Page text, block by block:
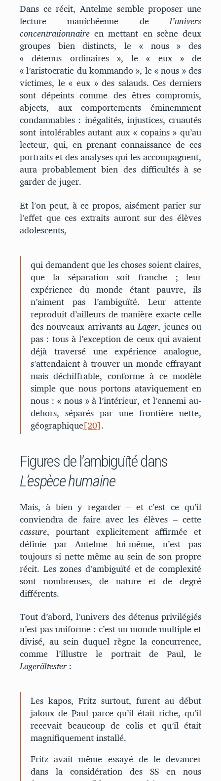
Dans ce récit, Antelme semble proposer une
lecture manichéenne de l’univers
concentrationnaire en mettant en scène deux
groupes bien distincts, le « nous » des
« détenus ordinaires », le « eux » de
« l’aristocratie du kommando », le « nous » des
victimes, le « eux » des salauds. Ces derniers
sont dépeints comme des êtres compromis,
abjects, aux comportements éminemment
condamnables : inégalités, injustices, cruautés
sont intolérables autant aux « copains » qu’au
lecteur, qui, en prenant connaissance de ces
portraits et des analyses qui les accompagnent,
aura probablement bien des difficultés à se
garder de juger.
Et l’on peut, à ce propos, aisément parier sur
l’effet que ces extraits auront sur des élèves
adolescents,
qui demandent que les choses soient claires,
que la séparation soit franche ; leur
expérience du monde étant pauvre, ils
n’aiment pas l’ambiguïté. Leur attente
reproduit d’ailleurs de manière exacte celle
des nouveaux arrivants auLager, jeunes ou
pas : tous à l’exception de ceux qui avaient
déjà traversé une expérience analogue,
s’attendaient à trouver un monde effrayant
mais déchiffrable, conforme à ce modèle
simple que nous portons ataviquement en
nous : « nous » à l’intérieur, et l’ennemi au-
dehors, séparés par une frontière nette,
géographique[20].
Figures de l’ambiguïté dans
L’espèce humaine
Mais, à bien y regarder – et c’est ce qu’il
conviendra de faire avec les élèves – cette
cassure, pourtant explicitement affirmée et
définie par Antelme lui-même, n’est pas
toujours si nette même au sein de son propre
récit. Les zones d’ambiguïté et de complexité
sont nombreuses, de nature et de degré
différents.
Tout d’abord, l’univers des détenus privilégiés
n’est pas uniforme : c’est un monde multiple et
divisé, au sein duquel règne la concurrence,
comme l’illustre le portrait de Paul, le
Lagerältester:
Les kapos, Fritz surtout, furent au début
jaloux de Paul parce qu’il était riche, qu’il
recevait beaucoup de colis et qu’il était
magnifiquement installé.
Fritz avait même essayé de le devancer
dans la considération des SS en nous